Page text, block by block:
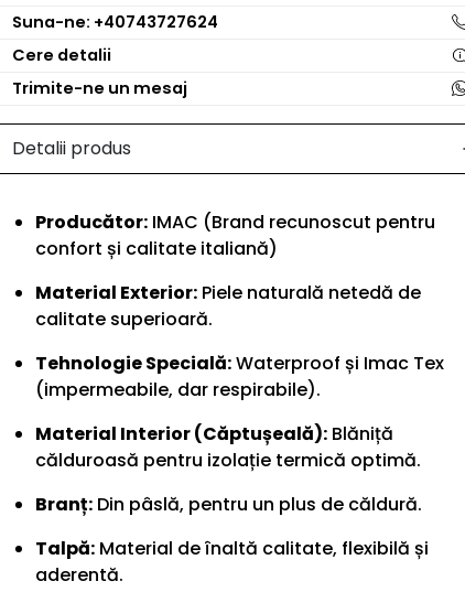
Suna-ne: +40743727624
Cere detalii
Trimite-ne un mesaj
Detalii produs
Producător:IMAC (Brand recunoscut pentru
confort și calitate italiană)
Material Exterior:Piele naturală netedă de
calitate superioară.
Tehnologie Specială:Waterproof și Imac Tex
(impermeabile, dar respirabile).
Material Interior (Căptușeală):Blăniță
călduroasă pentru izolație termică optimă.
Branț:Din pâslă, pentru un plus de căldură.
Talpă:Material de înaltă calitate, flexibilă și
aderentă.